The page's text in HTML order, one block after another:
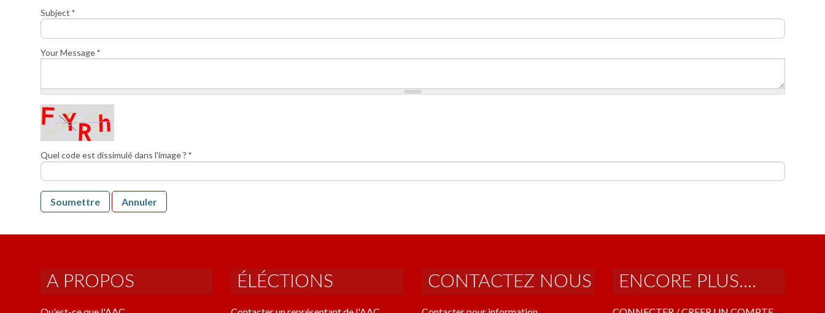
Subject *
Your Message*
Quel code est dissimulé dans l'image ? *
Soumettre Annuler
A PROPOS ÉLÉCTIONS CONTACTEZ NOUS ENCORE PLUS....